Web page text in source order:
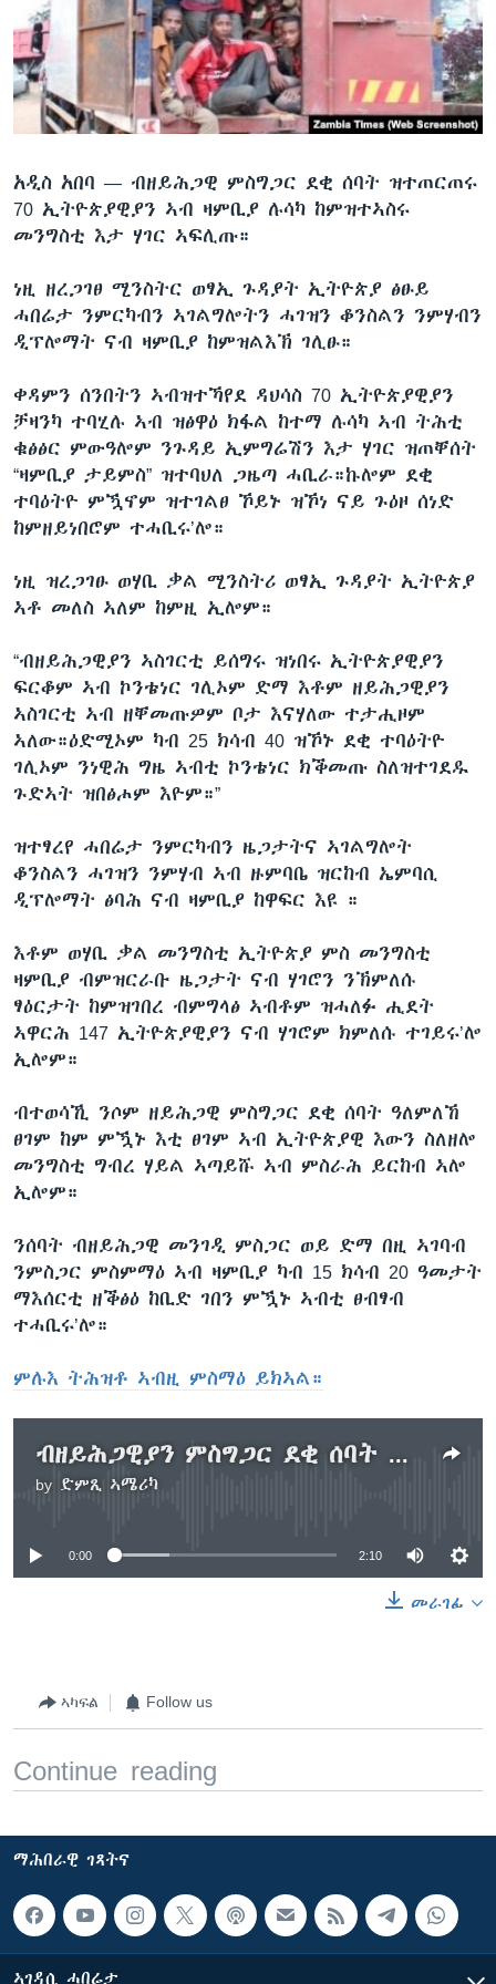
ቂሔ ጽልሚ
ቋንቋታት
አዲስ አበባ — ብዘይሕጋዊ ምስግጋር ደቂ ሰባት ዝተጠርጠሩ
70 ኢትዮጵያዊያን ኣብ ዛምቢያ ሉሳካ ከምዝተኣስሩ
መንግስቲ እታ ሃገር ኣፍሊጡ።
ነዚ ዘረጋገፀ ሚንስትር ወፃኢ ጉዳያት ኢትዮጵያ ፅፁይ
ሓበሬታ ንምርካብን ኣገልግሎትን ሓገዝን ቆንስልን ንምሃብን
ዲፕሎማት ናብ ዛምቢያ ከምዝልእኽ ገሊፁ።
ቀዳምን ሰንበትን ኣብዝተኻየደ ዳህሳስ 70 ኢትዮጵያዊያን
ቻዛንካ ተባሂሉ ኣብ ዝፅዋዕ ክፋል ከተማ ሉሳካ ኣብ ትሕቲ
ቁፅፅር ምውዓሎም ንጉዳይ ኢምግሬሽን እታ ሃገር ዝጠቐሰት
“ዛምቢያ ታይምስ” ዝተባህለ ጋዜጣ ሓቢራ።ኩሎም ደቂ
ተባዕትዮ ምዃኖም ዝተገልፀ ኾይኑ ዝኾነ ናይ ጉዕዞ ሰነድ
ከምዘይነበሮም ተሓቢሩ’ሎ።
ነዚ ዝረጋገፁ ወሃቢ ቃል ሚንስትሪ ወፃኢ ጉዳያት ኢትዮጵያ
ኣቶ መለስ ኣለም ከምዚ ኢሎም።
“ብዘይሕጋዊያን ኣስገርቲ ይሰግሩ ዝነበሩ ኢትዮጵያዊያን
ፍርቆም ኣብ ኮንቴነር ገሊኦም ድማ እቶም ዘይሕጋዊያን
ኣስገርቲ ኣብ ዘቐመጡዎም ቦታ እናሃለው ተታሒዞም
ኣለው።ዕድሚኦም ካብ 25 ክሳብ 40 ዝኾኑ ደቂ ተባዕትዮ
ገሊኦም ንነዊሕ ግዜ ኣብቲ ኮንቴነር ክቕመጡ ስለዝተገደዱ
ጉድኣት ዝበፅሖም እዮም።”
ዝተፃረየ ሓበሬታ ንምርካብን ዜጋታትና ኣገልግሎት
ቆንስልን ሓገዝን ንምሃብ ኣብ ዙምባቤ ዝርከብ ኤምባሲ
ዲፕሎማት ፅባሕ ናብ ዛምቢያ ከዋፍር እዩ ።
እቶም ወሃቢ ቃል መንግስቲ ኢትዮጵያ ምስ መንግስቲ
ዛምቢያ ብምዝርራቡ ዜጋታት ናብ ሃገሮን ንኽምለሱ
ፃዕርታት ከምዝገበረ ብምግላፅ ኣብቶም ዝሓለፉ ሒደት
ኣዋርሕ 147 ኢትዮጵያዊያን ናብ ሃገሮም ክምለሱ ተገይሩ’ሎ
ኢሎም።
ብተወሳኺ ንሶም ዘይሕጋዊ ምስግጋር ደቂ ሰባት ዓለምለኸ
ፀገም ከም ምዃኑ እቲ ፀገም ኣብ ኢትዮጵያዊ እውን ስለዘሎ
መንግስቲ ግብረ ሃይል ኣጣይሹ ኣብ ምስራሕ ይርከብ ኣሎ
ኢሎም።
ንሰባት ብዘይሕጋዊ መንገዲ ምስጋር ወይ ድማ በዚ ኣገባብ
ንምስጋር ምስምማዕ ኣብ ዛምቢያ ካብ 15 ክሳብ 20 ዓመታት
ማእሰርቲ ዘቕፅዕ ከቢድ ገበን ምዃኑ ኣብቲ ፀብፃብ
ተሓቢሩ’ሎ።
ምሉእ ትሕዝቶ ኣብዚ ምስማዕ ይክኣል።
ብዘይሕጋዊያን ምስግጋር ደቂ ሰባት ዝተጠርጠሩ 70 ኢትዮጵያዊያን ኣብ ዛምብያ ምእሳሮም ተሓቢሩ
by ድምጺ ኣሜሪካ
No media source currently available
0:00 2:10
መራገፊ
ኣካፍል Follow us
Continue reading
ማሕበራዊ ገጻትና
ኣገዳሲ ሓበሬታ